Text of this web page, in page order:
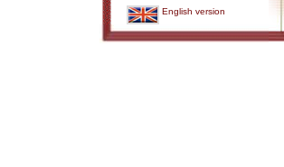
English version